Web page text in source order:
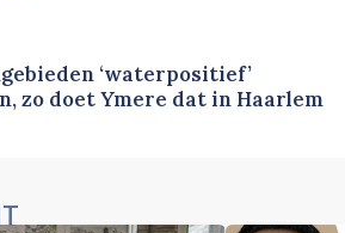
‘waterpositief’
zo doet Ymere dat in Haarlem